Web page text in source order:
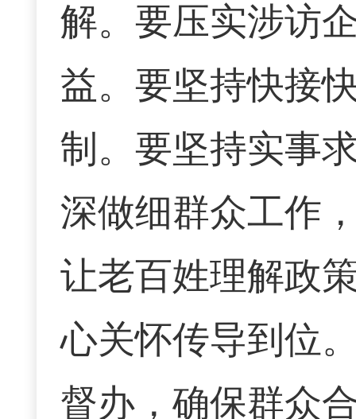
解。要压实涉访
益。要坚持快接
制。要坚持实事
深做细群众工作
让老百姓理解政
心关怀传导到位
督办，确保群众